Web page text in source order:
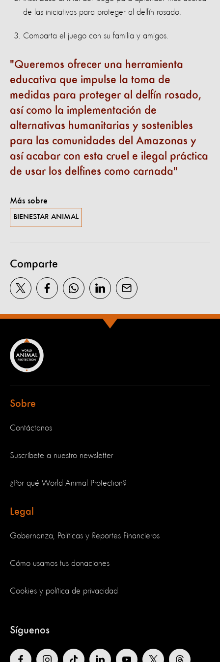
de las iniciativas para proteger al delfín rosado.
Comparta el juego con su familia y amigos.
Queremos ofrecer una herramienta
educativa que impulse la toma de
medidas para proteger al delfín rosado,
así como la implementación de
alternativas humanitarias y sostenibles
para las comunidades del Amazonas y
así acabar con esta cruel e ilegal práctica
de usar los delfines como carnada
Más sobre
BIENESTAR ANIMAL
Comparte
Sobre
Contáctanos
Suscríbete a nuestro newsletter
¿Por qué World Animal Protection?
Legal
Gobernanza, Políticas y Reportes Financieros
Cómo usamos tus donaciones
Cookies y política de privacidad
Síguenos